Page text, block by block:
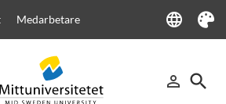
Medarbetare language
Language
Tema
person_outline
Logga in
search
Sök